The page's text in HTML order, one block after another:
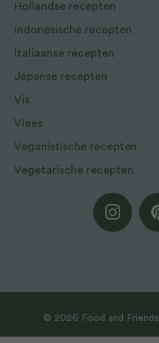
Hollandse recepten
Indonesische recepten
Italiaanse recepten
Japanse recepten
Vis
Vlees
Veganistische recepten
Vegetarische recepten
© 2026 Food and Friends